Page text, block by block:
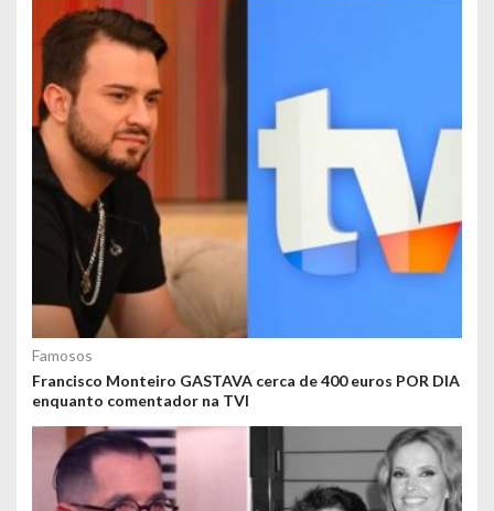
Famosos
Francisco Monteiro GASTAVA cerca de 400 euros POR DIA
enquanto comentador na TVI